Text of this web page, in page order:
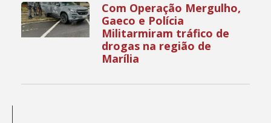
Com Operação Mergulho,
Gaeco e Polícia
Militarmiram tráfico de
drogas na região de
Marília